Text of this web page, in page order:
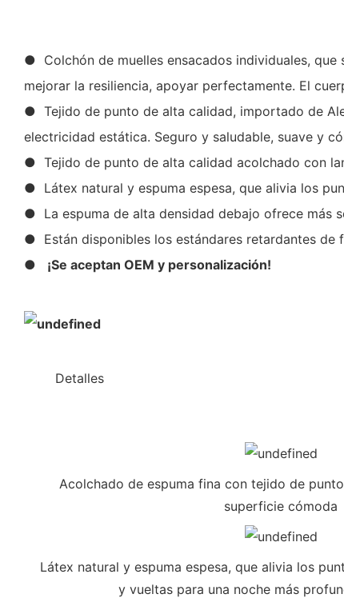
● Colchón de muelles ensacados individuales,
mejorar la resiliencia, apoyar perfectamente. El
● Tejido de punto de alta calidad, importado de
electricidad estática. Seguro y saludable, suave y
● Tejido de punto de alta calidad acolchado con
● Látex natural y espuma espesa, que alivia los
● La espuma de alta densidad debajo ofrece más
● Están disponibles los estándares retardantes de
●
¡Se aceptan OEM y personalización!
Detalles
Acolchado de espuma fina con tejido de
superficie cómoda
Látex natural y espuma espesa, que alivia los
y vueltas para una noche más